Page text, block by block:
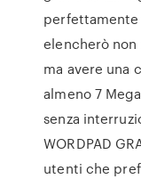
elencherò
ma avere una
almeno 7
senza
WORDPAD
utenti che